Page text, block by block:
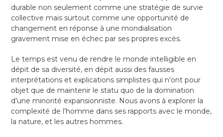
durable non seulement comme une stratégie de survie
collective mais surtout comme une opportunité de
changement en réponse à une mondialisation
gravement mise en échec par ses propres excès.
Le temps est venu de rendre le monde intelligible en
dépit de sa diversité, en dépit aussi des fausses
interprétations et explications simplistes qui n’ont pour
objet que de maintenir le statu quo de la domination
d’une minorité expansionniste. Nous avons à explorer la
complexité de l’homme dans ses rapports avec le monde,
la nature, et les autres hommes.